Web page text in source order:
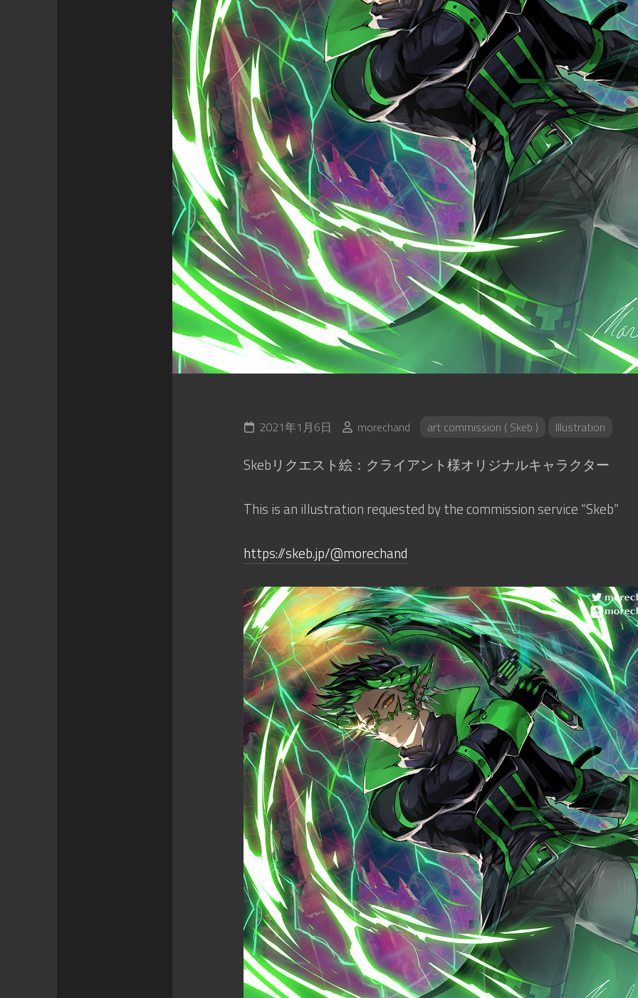
2021年1月6日 morechand art commission ( Skeb ) Illustration
Skebリクエスト絵：クライアント様オリジナルキャラクター
This is an illustration requested by the commission service “Skeb”
https://skeb.jp/@morechand